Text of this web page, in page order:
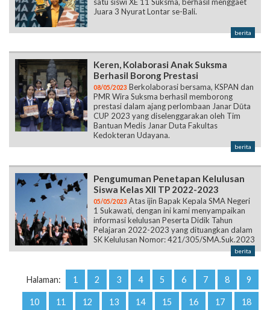
Juara 3 Nyurat Lontar se-Bali.
berita
Keren, Kolaborasi Anak Suksma
Berhasil Borong Prestasi
08/05/2023 Berkolaborasi bersama, KSPAN dan
PMR Wira Suksma berhasil memborong
prestasi dalam ajang perlombaan Janar Dūta
CUP 2023 yang diselenggarakan oleh Tim
Bantuan Medis Janar Duta Fakultas
Kedokteran Udayana.
berita
Pengumuman Penetapan Kelulusan
Siswa Kelas XII TP 2022-2023
05/05/2023 Atas ijin Bapak Kepala SMA Negeri
1 Sukawati, dengan ini kami menyampaikan
informasi kelulusan Peserta Didik Tahun
Pelajaran 2022-2023 yang dituangkan dalam
SK Kelulusan Nomor: 421/305/SMA.Suk.2023
berita
Halaman: 1 2 3 4 5 6 7 8 9
10 11 12 13 14 15 16 17 18